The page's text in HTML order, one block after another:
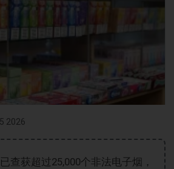
2026
查获超过25,000个非法电子烟，